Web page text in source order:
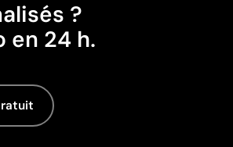
?
en 24 h.